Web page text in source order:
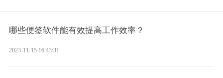
哪些便签软件能有效提高工作效率？
2023-11-15 16:43:31